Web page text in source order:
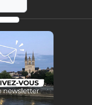
https://radio-g.fr?12929